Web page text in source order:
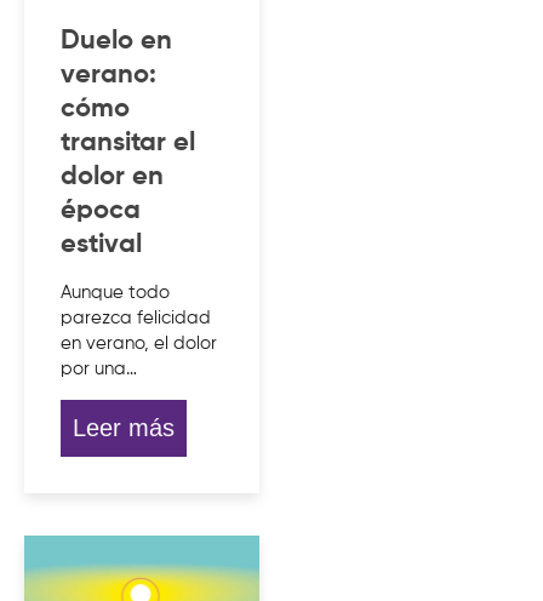
Duelo en
verano:
cómo
transitar el
dolor en
época
estival
Aunque todo
parezca felicidad
en verano, el dolor
por una…
Leer más